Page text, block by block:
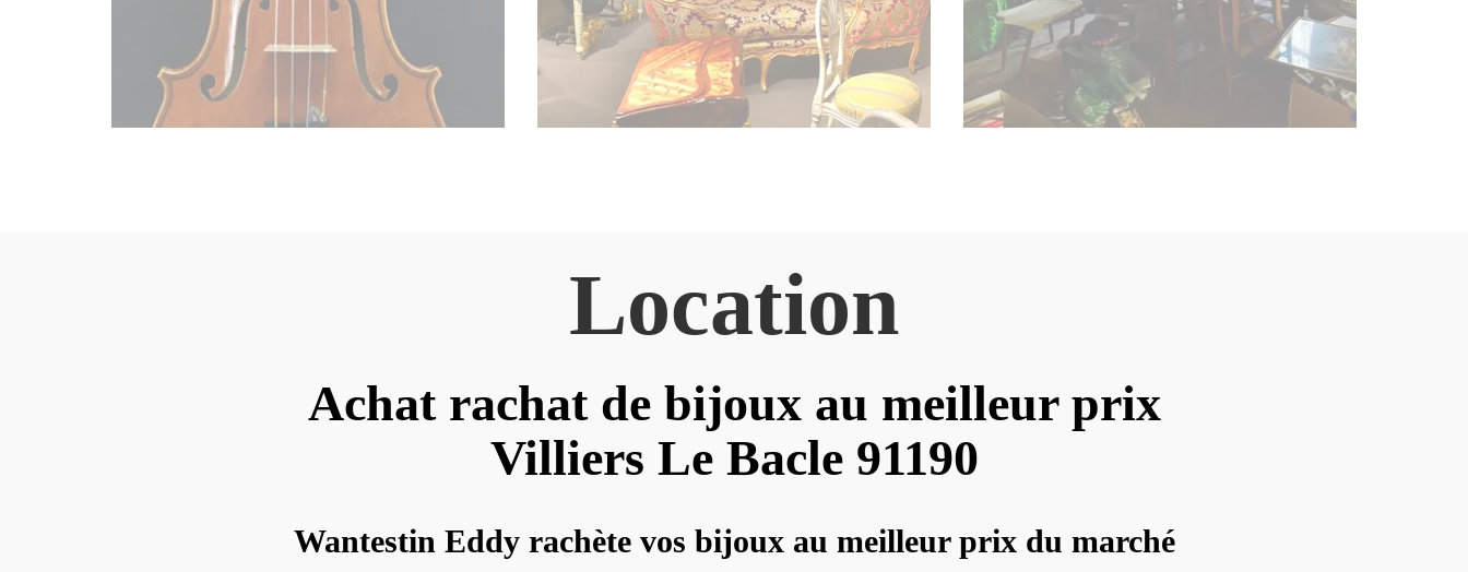
Achat rachat de bijoux au meilleur prix
Villiers Le Bacle 91190
Location
Wantestin Eddy rachète vos bijoux au meilleur prix du marché